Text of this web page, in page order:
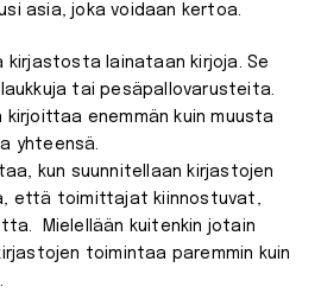
asia, joka voidaan kertoa.
kirjastosta lainataan kirjoja. Se
tai pesäpallovarusteita.
enemmän kuin muusta
yhteensä.
kun suunnitellaan kirjastojen
että toimittajat kiinnostuvat,
Mielellään kuitenkin jotain
toimintaa paremmin kuin